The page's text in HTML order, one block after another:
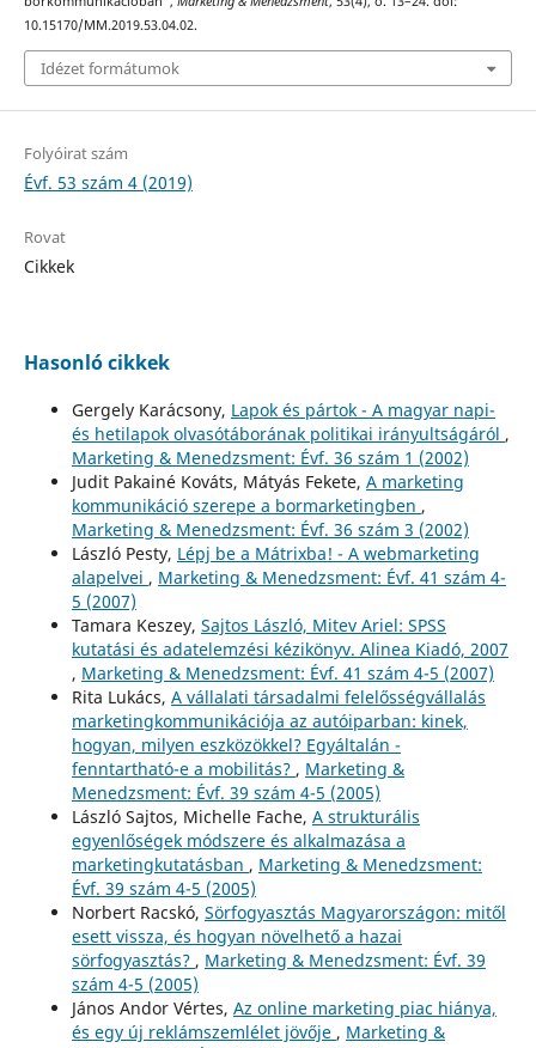
10.15170/MM.2019.53.04.02.
Idézet formátumok
Folyóirat szám
Évf. 53 szám 4 (2019)
Rovat
Cikkek
Hasonló cikkek
Gergely Karácsony, Lapok és pártok - A magyar napi-
és hetilapok olvasótáborának politikai irányultságáról ,
Marketing & Menedzsment: Évf. 36 szám 1 (2002)
Judit Pakainé Kováts, Mátyás Fekete, A marketing
kommunikáció szerepe a bormarketingben ,
Marketing & Menedzsment: Évf. 36 szám 3 (2002)
László Pesty, Lépj be a Mátrixba! - A webmarketing
alapelvei , Marketing & Menedzsment: Évf. 41 szám 4-
5 (2007)
Tamara Keszey, Sajtos László, Mitev Ariel: SPSS
kutatási és adatelemzési kézikönyv. Alinea Kiadó, 2007
, Marketing & Menedzsment: Évf. 41 szám 4-5 (2007)
Rita Lukács, A vállalati társadalmi felelősségvállalás
marketingkommunikációja az autóiparban: kinek,
hogyan, milyen eszközökkel? Egyáltalán -
fenntartható-e a mobilitás? , Marketing &
Menedzsment: Évf. 39 szám 4-5 (2005)
László Sajtos, Michelle Fache, A strukturális
egyenlőségek módszere és alkalmazása a
marketingkutatásban , Marketing & Menedzsment:
Évf. 39 szám 4-5 (2005)
Norbert Racskó, Sörfogyasztás Magyarországon: mitől
esett vissza, és hogyan növelhető a hazai
sörfogyasztás? , Marketing & Menedzsment: Évf. 39
szám 4-5 (2005)
János Andor Vértes, Az online marketing piac hiánya,
és egy új reklámszemlélet jövője , Marketing &